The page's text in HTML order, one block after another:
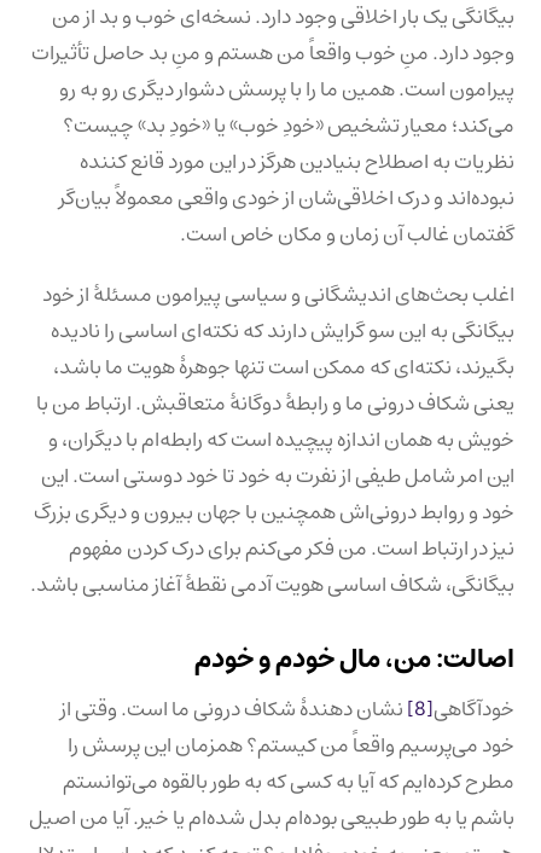
بیگانگی یک بار اخلاقی وجود دارد. نسخه‌ای خوب و بد از من
وجود دارد. منِ خوب واقعاً من هستم و منِ بد حاصل تأثیرات
پیرامون است. همین ما را با پرسش دشوار دیگری رو به رو
می‌کند؛ معیار تشخیص «خودِ خوب» یا «خودِ بد» چیست؟
نظریات به اصطلاح بنیادین هرگز در این مورد قانع کننده
نبوده‌اند و درک اخلاقی‌شان از خودی واقعی معمولاً بیان‌گر
گفتمان غالب آن زمان و مکان خاص است.
اغلب بحث‌های اندیشگانی و سیاسی پیرامون مسئلهٔ از خود
بیگانگی به این سو گرایش دارند که نکته‌ای اساسی را نادیده
بگیرند، نکته‌ای که ممکن است تنها جوهرهٔ هویت ما باشد،
یعنی شکاف درونی ما و رابطهٔ دوگانهٔ متعاقبش. ارتباط من با
خویش به همان اندازه پیچیده است که رابطه‌ام با دیگران، و
این امر شامل طیفی از نفرت به خود تا خود دوستی است. این
خود و روابط درونی‌اش همچنین با جهان بیرون و دیگری بزرگ
نیز در ارتباط است. من فکر می‌کنم برای درک کردن مفهوم
بیگانگی، شکاف اساسی هویت آدمی نقطهٔ آغاز مناسبی باشد.
اصالت: من، مال خودم و خودم
خودآگاهی[8]
نشان دهندهٔ شکاف درونی ما است. وقتی از
خود می‌پرسیم واقعاً من کیستم؟ همزمان این پرسش را
مطرح کرده‌ایم که آیا به کسی که به طور بالقوه می‌توانستم
باشم یا به طور طبیعی بوده‌ام بدل شده‌ام یا خیر. آیا من اصیل